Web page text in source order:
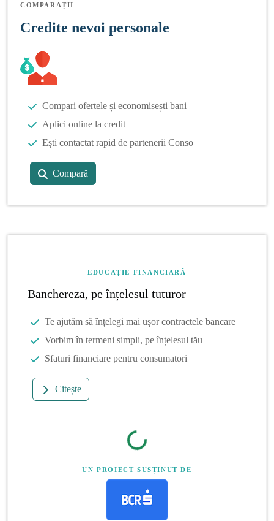
COMPARAȚII
Credite nevoi personale
Compari ofertele și economisești bani
Aplici online la credit
Ești contactat rapid de partenerii Conso
Compară
EDUCAȚIE FINANCIARĂ
Banchereza, pe înțelesul tuturor
Te ajutăm să înțelegi mai ușor contractele bancare
Vorbim în termeni simpli, pe înțelesul tău
Sfaturi financiare pentru consumatori
Citește
UN PROIECT SUSȚINUT DE